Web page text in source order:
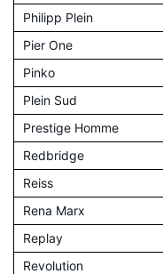
Philipp Plein
Pier One
Pinko
Plein Sud
Prestige Homme
Redbridge
Reiss
Rena Marx
Replay
Revolution